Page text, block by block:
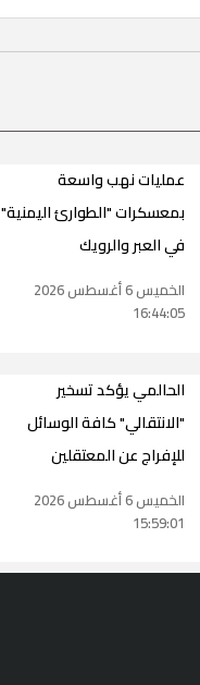
عمليات نهب واسعة
بمعسكرات "الطوارئ اليمنية"
في العبر والرويك
الخميس 6 أغسطس 2026
16:44:05
الحالمي يؤكد تسخير
"الانتقالي" كافة الوسائل
للإفراج عن المعتقلين
الخميس 6 أغسطس 2026
15:59:01